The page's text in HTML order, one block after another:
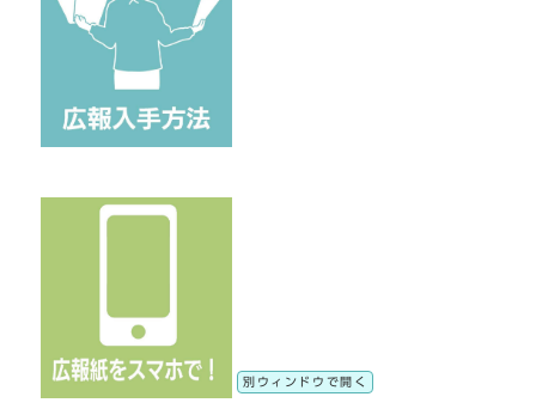
別ウィンドウで開く